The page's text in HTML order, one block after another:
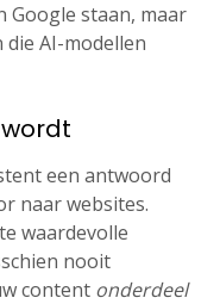
Google staan, maar
die AI-modellen
een antwoord
naar websites.
waardevolle
nooit
content onderdeel